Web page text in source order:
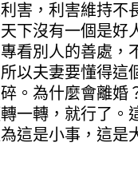
，利害維持不
下沒有一個是好
看別人的善處，
以夫妻要懂得這
。為什麼會離婚
一轉，就行了。
這是小事，這是